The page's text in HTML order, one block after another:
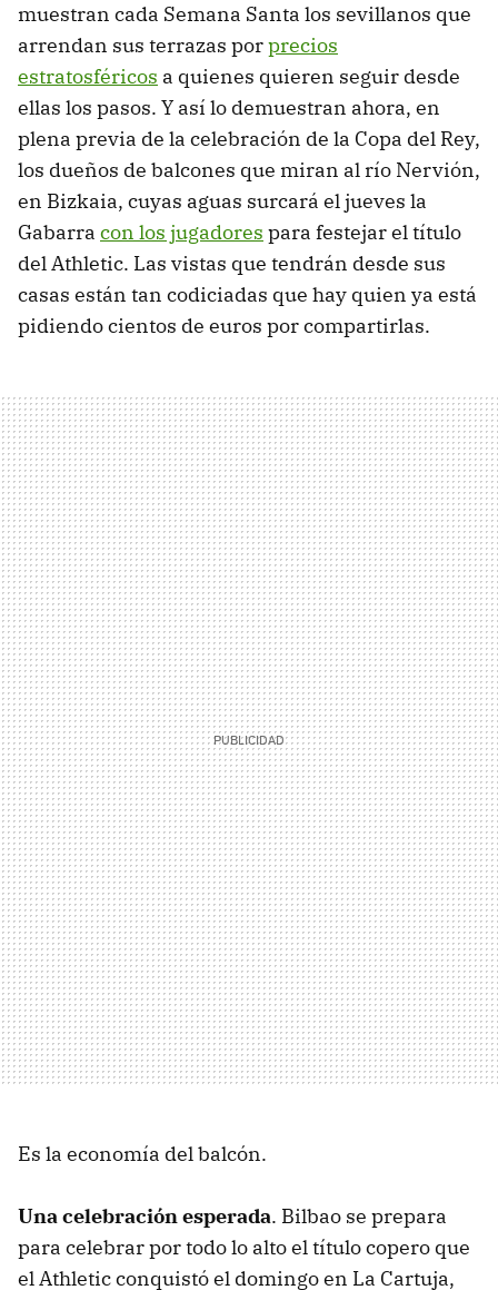
muestran cada Semana Santa los sevillanos que
arrendan sus terrazas porprecios
estratosféricos a quienes quieren seguir desde
ellas los pasos. Y así lo demuestran ahora, en
plena previa de la celebración de la Copa del Rey,
los dueños de balcones que miran al río Nervión,
en Bizkaia, cuyas aguas surcará el jueves la
Gabarra con los jugadores para festejar el título
del Athletic. Las vistas que tendrán desde sus
casas están tan codiciadas que hay quien ya está
pidiendo cientos de euros por compartirlas.
Es la economía del balcón.
Una celebración esperada. Bilbao se prepara
para celebrar por todo lo alto el título copero que
el Athletic conquistó el domingo en La Cartuja,